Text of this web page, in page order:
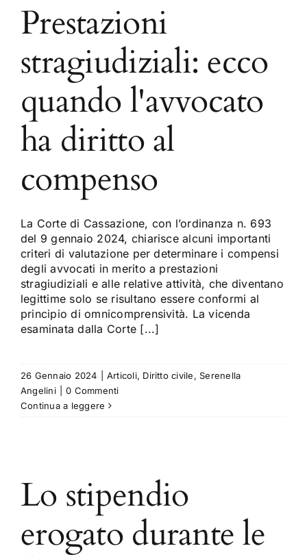
Prestazioni
stragiudiziali: ecco
quando l'avvocato
ha diritto al
compenso
La Corte di Cassazione, con l’ordinanza n. 693
del 9 gennaio 2024, chiarisce alcuni importanti
criteri di valutazione per determinare i compensi
degli avvocati in merito a prestazioni
stragiudiziali e alle relative attività, che diventano
legittime solo se risultano essere conformi al
principio di omnicomprensività. La vicenda
esaminata dalla Corte [...]
26 Gennaio 2024 Articoli, Diritto civile,Serenella
Angelini
0 Commenti
Continua a leggere
Lo stipendio
erogato durante le